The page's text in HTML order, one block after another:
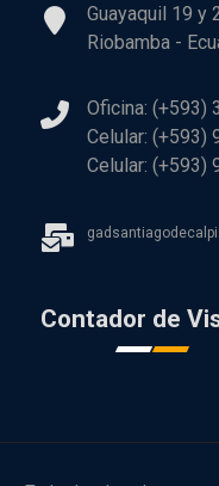
Guayaquil 19 y
Riobamba -
Oficina: (+593)
Celular: (+593)
Celular: (+593)
Contador de